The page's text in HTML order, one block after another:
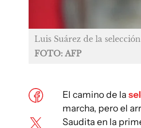
Luis Suárez de la
FOTO: AFP
El camino de la
marcha, pero el
Saudita en la